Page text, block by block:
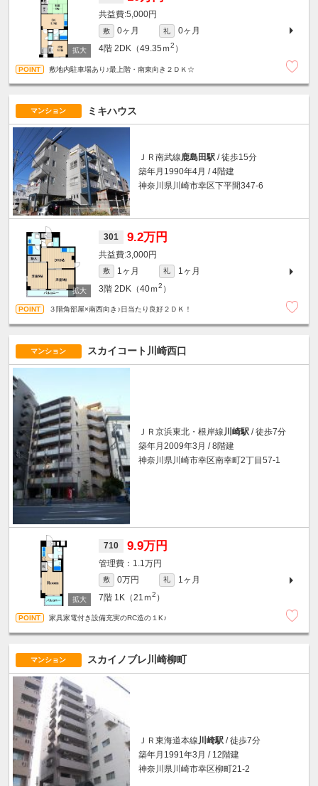
5,000円
敷 0ヶ月 礼
0ヶ月
4階 2DK（49.35ｍ2 ）
敷地内駐車場あり♪最上階・南東向き２ＤＫ☆
マンション ミキハウス
ＪＲ南武線鹿島田駅 / 徒歩15分
築年月1990年4月 / 4階建
神奈川県川崎市幸区下平間347-6
301 9.2万円
3,000円
敷 1ヶ月 礼
1ヶ月
3階 2DK（40ｍ2 ）
３階角部屋×南西向き♪日当たり良好２ＤＫ！
マンション スカイコート川崎西口
ＪＲ京浜東北・根岸線川崎駅 / 徒歩7分
築年月2009年3月 / 8階建
神奈川県川崎市幸区南幸町2丁目57-1
710 9.9万円
1.1万円
敷 0万円 礼
1ヶ月
7階 1K（21ｍ2 ）
家具家電付き設備充実のRC造の１K♪
マンション スカイノブレ川崎柳町
ＪＲ東海道本線川崎駅 / 徒歩7分
築年月1991年3月 / 12階建
神奈川県川崎市幸区柳町21-2